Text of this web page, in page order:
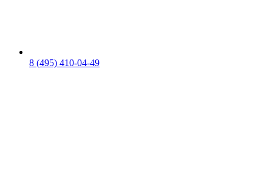
8 (495) 410-04-49